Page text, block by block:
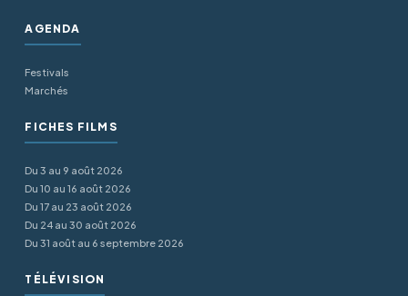
AGENDA
Festivals
Marchés
FICHES FILMS
Du 3 au 9 août 2026
Du 10 au 16 août 2026
Du 17 au 23 août 2026
Du 24 au 30 août 2026
Du 31 août au 6 septembre 2026
TÉLÉVISION